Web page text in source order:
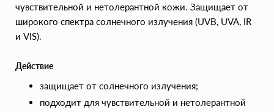
чувствительной и нетолерантной кожи. Защищает от
широкого спектра солнечного излучения (UVB, UVA, IR
и VIS).
Действие
защищает от солнечного излучения;
подходит для чувствительной и нетолерантной